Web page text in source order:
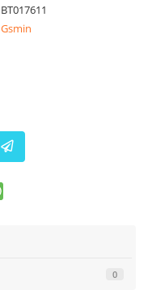
BT017611
Gsmin
0